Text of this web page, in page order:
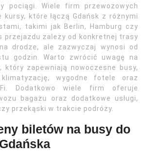
pociągi. Wiele firm przewozowych
kursy, które łączą Gdańsk z różnymi
takimi jak Berlin, Hamburg czy
przejazdu zależy od konkretnej trasy
drodze, ale zazwyczaj wynosi od
godzin. Warto zwrócić uwagę na
który zapewniają nowoczesne busy,
wygodne fotele oraz
Dodatkowo wiele firm oferuje
bagażu oraz dodatkowe usługi,
przekąski w trakcie podróży.
biletów na busy do